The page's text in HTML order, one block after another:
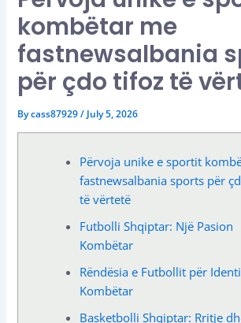
kombëtar me
fastnewsalbania
për çdo tifoz të
Bycass87929/ July 5, 2026
Përvoja unike e sportit
fastnewsalbania sports për
të vërtetë
Futbolli Shqiptar: Një Pasion
Kombëtar
Rëndësia e Futbollit për
Kombëtar
Basketbolli Shqiptar: Rritje